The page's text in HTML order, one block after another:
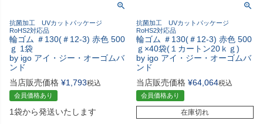
抗菌加工 UVカットパッケージ
RoHS2対応品
輪ゴム ＃130(＃12-3) 赤色 500
ｇ 1袋
by igo アイ・ジー・オーゴムバ
ンド
当店販売価格 ¥1,793税込
会員価格あり
1袋から発送いたします
抗菌加工 UVカットパッケージ
RoHS2対応品
輪ゴム ＃130(＃12-3) 赤色 500
ｇ×40袋(１カートン20ｋｇ)
by igo アイ・ジー・オーゴムバ
ンド
当店販売価格 ¥64,064税込
会員価格あり
在庫切れ